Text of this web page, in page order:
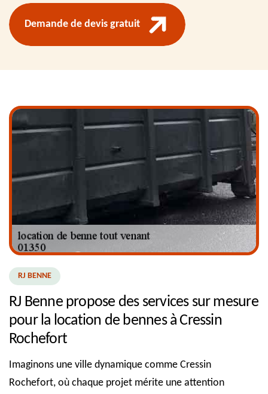
Demande de devis gratuit
RJ BENNE
RJ Benne propose des services sur mesure
pour la location de bennes à Cressin
Rochefort
Imaginons une ville dynamique comme Cressin
Rochefort, où chaque projet mérite une attention